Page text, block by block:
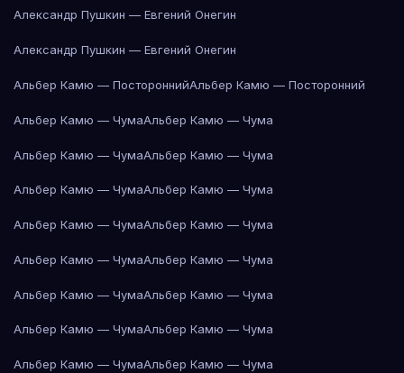
Александр Пушкин — Евгений Онегин
Александр Пушкин — Евгений Онегин
Альбер Камю — ПостороннийАльбер Камю — Посторонний
Альбер Камю — ЧумаАльбер Камю — Чума
Альбер Камю — ЧумаАльбер Камю — Чума
Альбер Камю — ЧумаАльбер Камю — Чума
Альбер Камю — ЧумаАльбер Камю — Чума
Альбер Камю — ЧумаАльбер Камю — Чума
Альбер Камю — ЧумаАльбер Камю — Чума
Альбер Камю — ЧумаАльбер Камю — Чума
Альбер Камю — ЧумаАльбер Камю — Чума